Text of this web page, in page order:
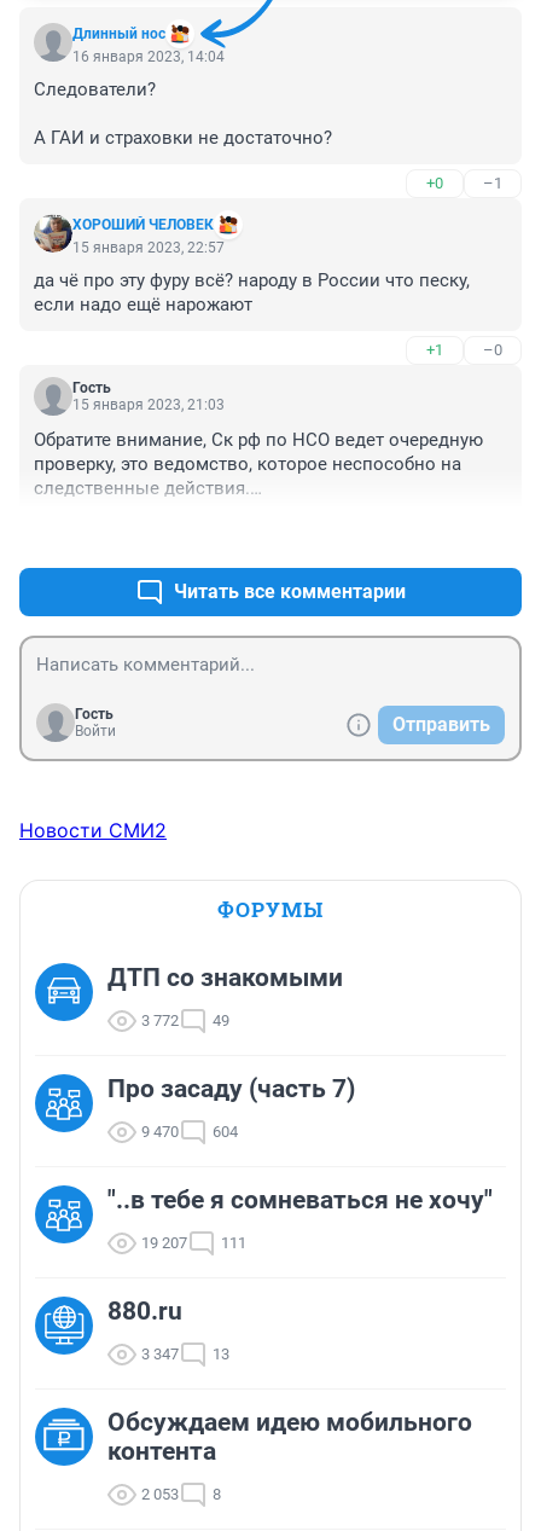
Длинный нос
16 января 2023, 14:04
Следователи?
А ГАИ и страховки не достаточно?
+0 –1
ХОРОШИЙ ЧЕЛОВЕК
15 января 2023, 22:57
да чё про эту фуру всё? народу в России что песку,
если надо ещё нарожают
+1 –0
Гость
15 января 2023, 21:03
Обратите внимание, Ск рф по НСО ведет очередную
проверку, это ведомство, которое неспособно на
следственные действия.
следственной проверки, Выйти на самих Себя!
Читать все комментарии
Гость
Войти
Отправить
Новости СМИ2
ФОРУМЫ
ДТП со знакомыми
3 772 49
Про засаду (часть 7)
9 470 604
"..в тебе я сомневаться не хочу"
19 207 111
880.ru
3 347 13
Обсуждаем идею мобильного
контента
2 053 8